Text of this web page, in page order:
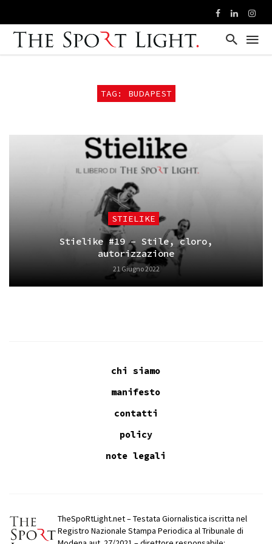
TAG: BUDAPEST
STIELIKE
Stielike #19 – Stile, cloro,
autorizzazione
21 Giugno 2022
chi siamo
manifesto
contatti
policy
note legali
TheSpoRtLight.net – Testata Giornalistica iscritta nel
Registro Nazionale Stampa Periodica al Tribunale di